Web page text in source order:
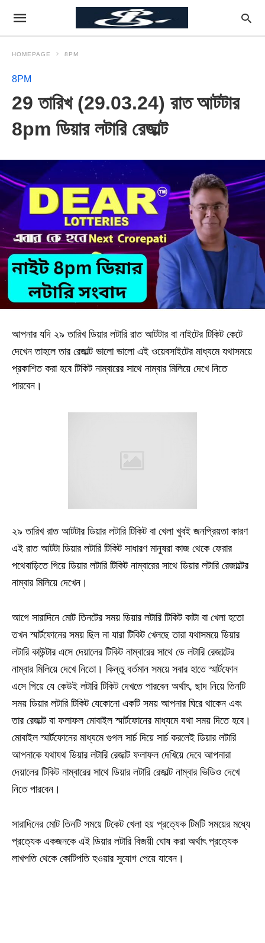
HOMEPAGE 8PM
8PM
29 তারিখ (29.03.24) রাত আটটার
8pm ডিয়ার লটারি রেজাল্ট
আপনার যদি ২৯ তারিখ ডিয়ার লটারি রাত আটটার বা নাইটের টিকিট কেটে
দেখেন তাহলে তার রেজাল্ট ভালো ভালো এই ওয়েবসাইটের মাধ্যমে যথাসময়ে
প্রকাশিত করা হবে টিকিট নাম্বারের সাথে নাম্বার মিলিয়ে দেখে নিতে
পারবেন।
২৯ তারিখ রাত আটটার ডিয়ার লটারি টিকিট বা খেলা খুবই জনপ্রিয়তা কারণ
এই রাত আটটা ডিয়ার লটারি টিকিট সাধারণ মানুষরা কাজ থেকে ফেরার
পথেবাড়িতে গিয়ে ডিয়ার লটারি টিকিট নাম্বারের সাথে ডিয়ার লটারি রেজাল্টের
নাম্বার মিলিয়ে দেখেন।
আগে সারাদিনে মোট তিনটের সময় ডিয়ার লটারি টিকিট কাটা বা খেলা হতো
তখন স্মার্টফোনের সময় ছিল না যারা টিকিট খেলছে তারা যথাসময়ে ডিয়ার
লটারি কাউন্টার এসে দেয়ালের টিকিট নাম্বারের সাথে ডে লটারি রেজাল্টের
নাম্বার মিলিয়ে দেখে নিতো। কিন্তু বর্তমান সময়ে সবার হাতে স্মার্টফোন
এসে গিয়ে যে কেউই লটারি টিকিট দেখতে পারবেন অর্থাৎ, ছাদ নিয়ে তিনটি
সময় ডিয়ার লটারি টিকিট যেকোনো একটি সময় আপনার ঘিরে থাকেন এবং
তার রেজাল্ট বা ফলাফল মোবাইল স্মার্টফোনের মাধ্যমে যথা সময় দিতে হবে।
মোবাইল স্মার্টফোনের মাধ্যমে গুগল সার্চ দিয়ে সার্চ করলেই ডিয়ার লটারি
আপনাকে যথাযথ ডিয়ার লটারি রেজাল্ট ফলাফল দেখিয়ে দেবে আপনারা
দেয়ালের টিকিট নাম্বারের সাথে ডিয়ার লটারি রেজাল্ট নাম্বার ভিডিও দেখে
নিতে পারবেন।
সারাদিনের মোট তিনটি সময়ে টিকেট খেলা হয় প্রত্যেক টিমটি সময়ের মধ্যে
প্রত্যেক একজনকে এই ডিয়ার লটারি বিজয়ী ঘোষ করা অর্থাৎ প্রত্যেক
লাখপতি থেকে কোটিপতি হওয়ার সুযোগ পেয়ে যাবেন।